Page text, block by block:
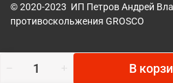
В
© 2020-2023 ИП Петров Андрей
противоскольжения GROSCO